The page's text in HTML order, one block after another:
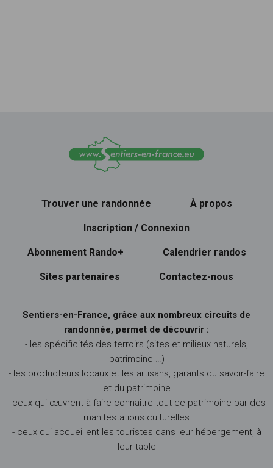
Trouver une randonnée À propos
Inscription / Connexion
Abonnement Rando+ Calendrier randos
Sites partenaires Contactez-nous
Sentiers-en-France, grâce aux nombreux circuits de
randonnée, permet de découvrir :
- les spécificités des terroirs (sites et milieux naturels,
patrimoine …)
- les producteurs locaux et les artisans, garants du savoir-faire
et du patrimoine
- ceux qui œuvrent à faire connaître tout ce patrimoine par des
manifestations culturelles
- ceux qui accueillent les touristes dans leur hébergement, à
leur table